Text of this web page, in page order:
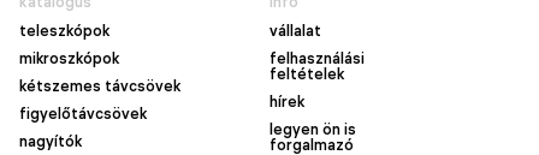
teleszkópok
mikroszkópok
kétszemes távcsövek
figyelőtávcsövek
nagyítók
vállalat
felhasználási
feltételek
hírek
legyen ön is
forgalmazó